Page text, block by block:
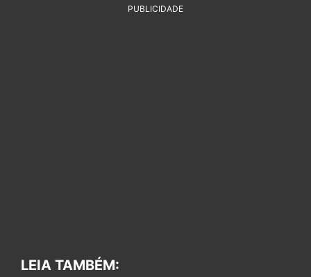
PUBLICIDADE
LEIA TAMBÉM: